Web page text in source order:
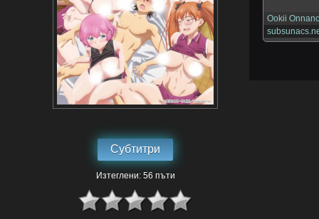
Субтитри
Изтеглени: 56 пъти
Ookii